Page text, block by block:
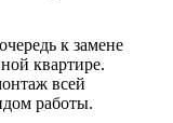
к замене
квартире.
всей
работы.